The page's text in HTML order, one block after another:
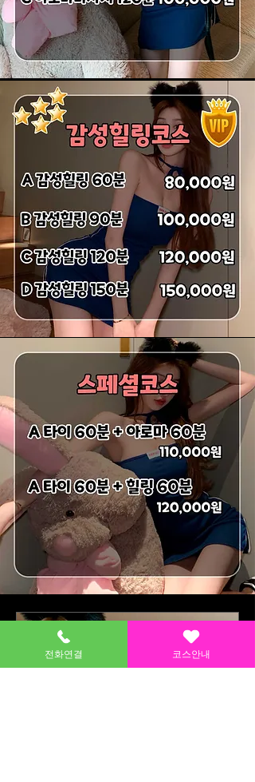
전화연결 코스안내